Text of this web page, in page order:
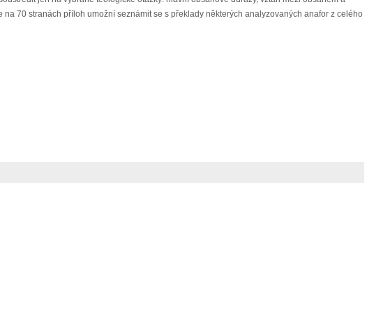
70 stranách příloh umožní seznámit se s překlady některých analyzovaných anafor z celého